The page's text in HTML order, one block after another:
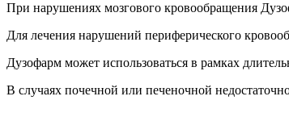
При нарушениях мозгового кровообращения
Для лечения нарушений периферического
Дузофарм может использоваться в рамках
В случаях почечной или печеночной